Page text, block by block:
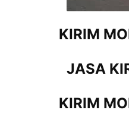
KIRIM
JASA
KIRIM